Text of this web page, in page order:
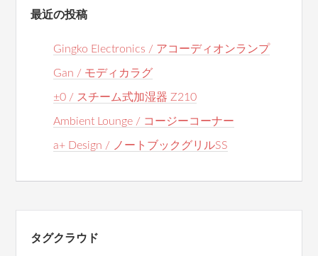
最近の投稿
Gingko Electronics / アコーディオンランプ
Gan / モディカラグ
±0 / スチーム式加湿器 Z210
Ambient Lounge / コージーコーナー
a+ Design / ノートブックグリルSS
タグクラウド